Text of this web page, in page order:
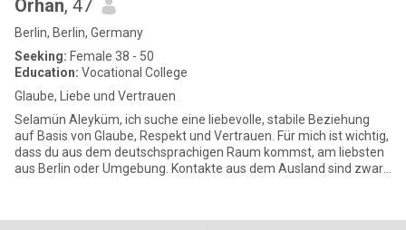
Orhan, 47
Berlin, Berlin, Germany
Seeking: Female 38 - 50
Education: Vocational College
Glaube, Liebe und Vertrauen
Selamün Aleyküm, ich suche eine liebevolle, stabile Beziehung
auf Basis von Glaube, Respekt und Vertrauen. Für mich ist wichtig,
dass du aus dem deutschsprachigen Raum kommst, am liebsten
aus Berlin oder Umgebung. Kontakte aus dem Ausland sind zwar